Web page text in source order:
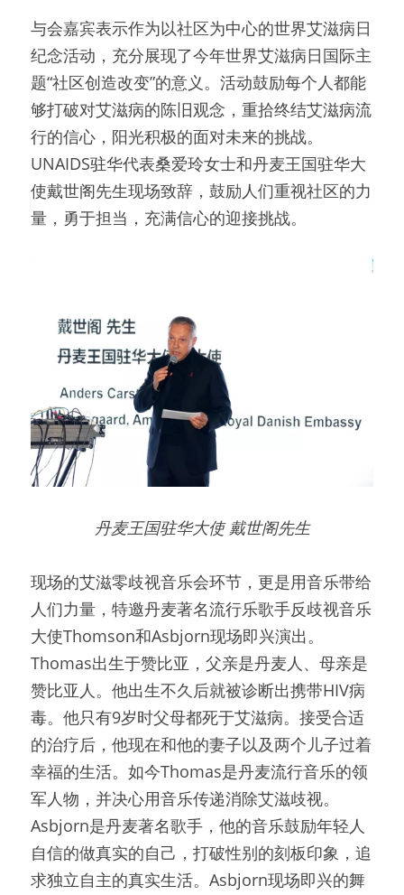
与会嘉宾表示作为以社区为中心的世界艾滋病日
纪念活动，充分展现了今年世界艾滋病日国际主
题“社区创造改变”的意义。活动鼓励每个人都能
够打破对艾滋病的陈旧观念，重拾终结艾滋病流
行的信心，阳光积极的面对未来的挑战。
UNAIDS驻华代表桑爱玲女士和丹麦王国驻华大
使戴世阁先生现场致辞，鼓励人们重视社区的力
量，勇于担当，充满信心的迎接挑战。
丹麦王国驻华大使 戴世阁先生
现场的艾滋零歧视音乐会环节，更是用音乐带给
人们力量，特邀丹麦著名流行乐歌手反歧视音乐
大使Thomson和Asbjorn现场即兴演出。
Thomas出生于赞比亚，父亲是丹麦人、母亲是
赞比亚人。他出生不久后就被诊断出携带HIV病
毒。他只有9岁时父母都死于艾滋病。接受合适
的治疗后，他现在和他的妻子以及两个儿子过着
幸福的生活。如今Thomas是丹麦流行音乐的领
军人物，并决心用音乐传递消除艾滋歧视。
Asbjorn是丹麦著名歌手，他的音乐鼓励年轻人
自信的做真实的自己，打破性别的刻板印象，追
求独立自主的真实生活。Asbjorn现场即兴的舞